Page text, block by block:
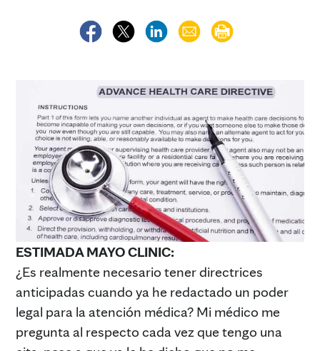
ESTIMADA MAYO CLINIC:
¿Es realmente necesario tener directrices
anticipadas cuando ya he redactado un poder
legal para la atención médica? Mi médico me
pregunta al respecto cada vez que tengo una